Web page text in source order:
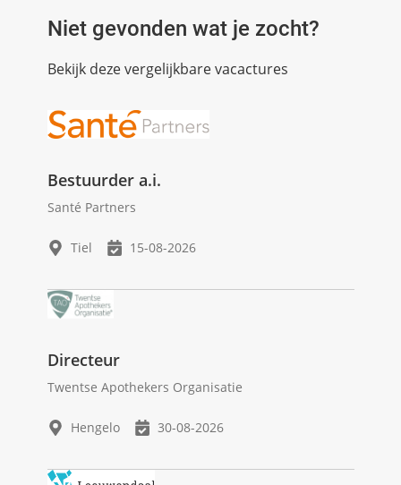
Niet gevonden wat je zocht?
Bekijk deze vergelijkbare vacactures
Bestuurder a.i.
Santé Partners
Tiel 15-08-2026
Directeur
Twentse Apothekers Organisatie
Hengelo 30-08-2026